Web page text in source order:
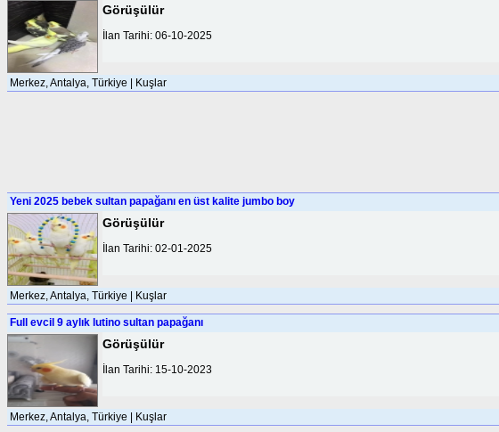
Görüşülür
İlan Tarihi: 06-10-2025
Merkez, Antalya, Türkiye | Kuşlar
Yeni 2025 bebek sultan papağanı en üst kalite jumbo boy
Görüşülür
İlan Tarihi: 02-01-2025
Merkez, Antalya, Türkiye | Kuşlar
Full evcil 9 aylık lutino sultan papağanı
Görüşülür
İlan Tarihi: 15-10-2023
Merkez, Antalya, Türkiye | Kuşlar